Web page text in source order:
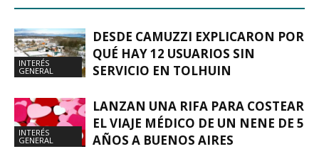
INTERÉS
GENERAL
DESDE CAMUZZI EXPLICARON POR
QUÉ HAY 12 USUARIOS SIN
SERVICIO EN TOLHUIN
INTERÉS
GENERAL
LANZAN UNA RIFA PARA COSTEAR
EL VIAJE MÉDICO DE UN NENE DE 5
AÑOS A BUENOS AIRES